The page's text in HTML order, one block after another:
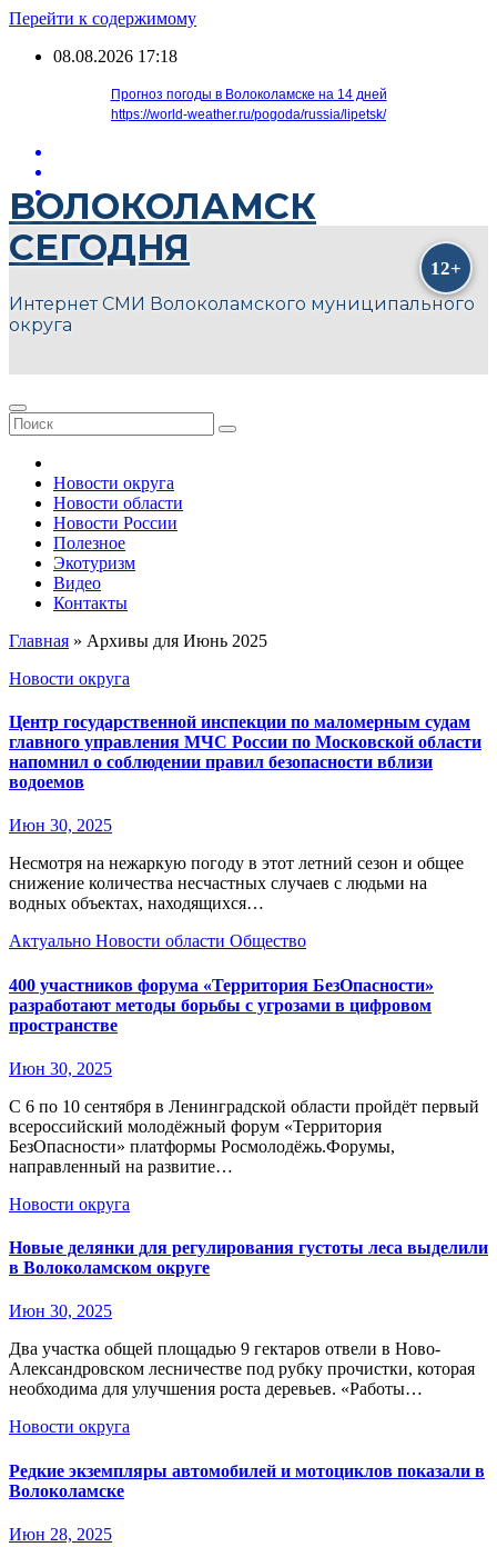
Перейти к содержимому
08.08.2026 17:18
Прогноз погоды в Волоколамске на 14 дней
https://world-weather.ru/pogoda/russia/lipetsk/
ВОЛОКОЛАМСК
СЕГОДНЯ
Интернет СМИ Волоколамского муниципального
округа
Новости округа
Новости области
Новости России
Полезное
Экотуризм
Видео
Контакты
Главная » Архивы для Июнь 2025
Новости округа
Центр государственной инспекции по маломерным судам
главного управления МЧС России по Московской области
напомнил о соблюдении правил безопасности вблизи
водоемов
Июн 30, 2025
Несмотря на нежаркую погоду в этот летний сезон и общее
снижение количества несчастных случаев с людьми на
водных объектах, находящихся…
Актуально Новости области Общество
400 участников форума «Территория БезОпасности»
разработают методы борьбы с угрозами в цифровом
пространстве
Июн 30, 2025
С 6 по 10 сентября в Ленинградской области пройдёт первый
всероссийский молодёжный форум «Территория
БезОпасности» платформы Росмолодёжь.Форумы,
направленный на развитие…
Новости округа
Новые делянки для регулирования густоты леса выделили
в Волоколамском округе
Июн 30, 2025
Два участка общей площадью 9 гектаров отвели в Ново-
Александровском лесничестве под рубку прочистки, которая
необходима для улучшения роста деревьев. «Работы…
Новости округа
Редкие экземпляры автомобилей и мотоциклов показали в
Волоколамске
Июн 28, 2025